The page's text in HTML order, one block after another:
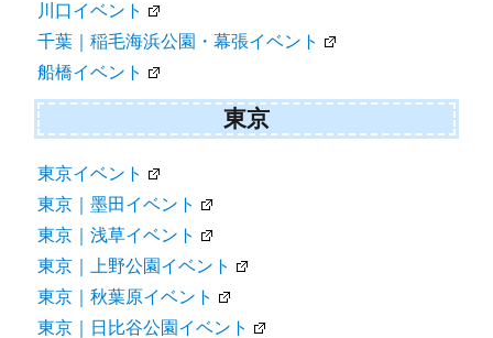
川口イベント
千葉｜稲毛海浜公園・幕張イベント
船橋イベント
東京
東京イベント
東京｜墨田イベント
東京｜浅草イベント
東京｜上野公園イベント
東京｜秋葉原イベント
東京｜日比谷公園イベント